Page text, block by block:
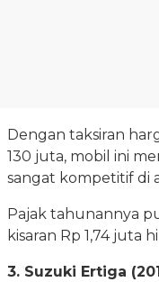
Dengan taksiran
130 juta, mobil ini
sangat kompetitif di
Pajak tahunannya
kisaran Rp 1,74 juta
3. Suzuki Ertiga